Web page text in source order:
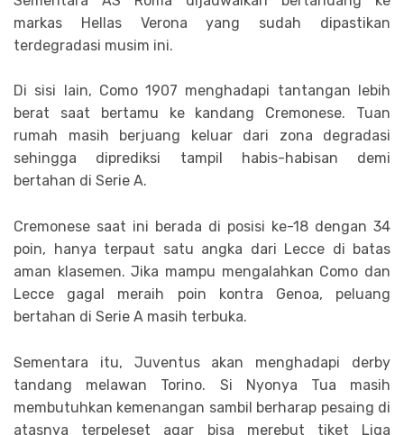
markas Hellas Verona yang sudah dipastikan
terdegradasi musim ini.
Di sisi lain, Como 1907 menghadapi tantangan lebih
berat saat bertamu ke kandang Cremonese. Tuan
rumah masih berjuang keluar dari zona degradasi
sehingga diprediksi tampil habis-habisan demi
bertahan di Serie A.
Cremonese saat ini berada di posisi ke-18 dengan 34
poin, hanya terpaut satu angka dari Lecce di batas
aman klasemen. Jika mampu mengalahkan Como dan
Lecce gagal meraih poin kontra Genoa, peluang
bertahan di Serie A masih terbuka.
Sementara itu, Juventus akan menghadapi derby
tandang melawan Torino. Si Nyonya Tua masih
membutuhkan kemenangan sambil berharap pesaing di
atasnya terpeleset agar bisa merebut tiket Liga